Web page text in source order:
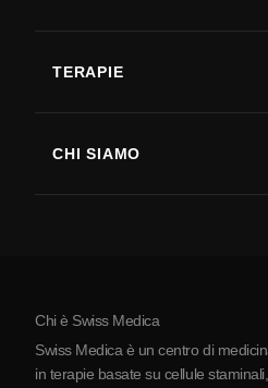
Malattia di Parkinson
Artrite
TERAPIE
CHI SIAMO
La Serbia
Chi è Swiss Medica
Swiss Medica è un centro di
in terapie basate su cellule